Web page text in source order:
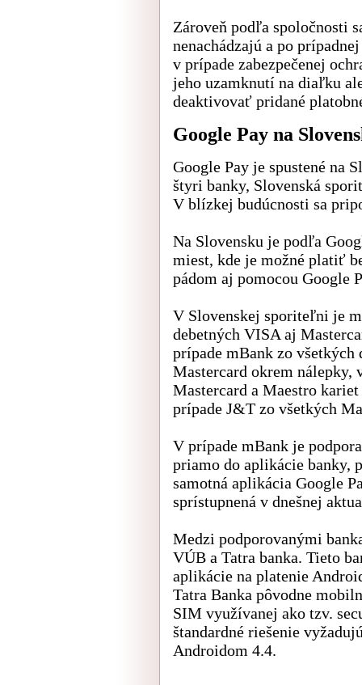
Zároveň podľa spoločnosti
nenachádzajú a po
v prípade zabezpečenej
jeho uzamknutí na diaľku
deaktivovať pridané
Google Pay na
Google Pay je spustené na
štyri banky, Slovenská
V blízkej budúcnosti sa
Na Slovensku je podľa
miest, kde je možné platiť
pádom aj pomocou Google
V Slovenskej sporiteľni je
debetných VISA aj
prípade mBank zo
Mastercard okrem nálepky,
Mastercard a Maestro
prípade J&T zo všetkých
V prípade mBank je
priamo do aplikácie banky,
samotná aplikácia Google
sprístupnená v dnešnej
Medzi podporovanými
VÚB a Tatra banka. Tieto
aplikácie na platenie
Tatra Banka pôvodne
SIM využívanej ako tzv.
štandardné riešenie
Androidom 4.4.